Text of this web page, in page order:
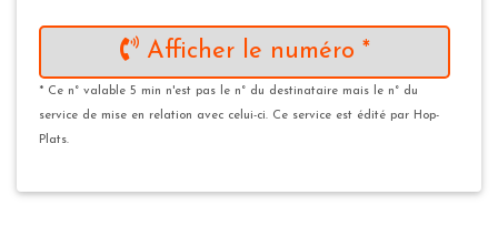
Afficher le numéro *
* Ce n° valable 5 min n'est pas le n° du destinataire mais le n° du
service de mise en relation avec celui-ci. Ce service est édité par Hop-
Plats.